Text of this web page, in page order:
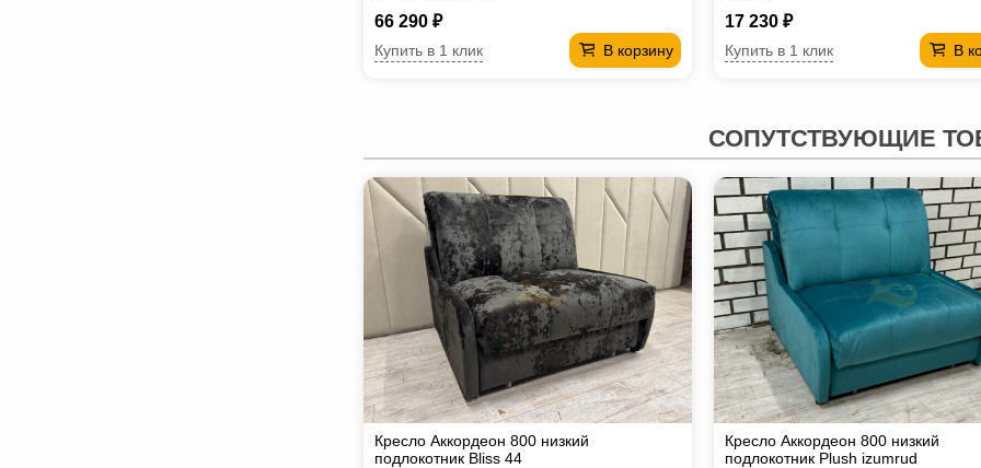
66 290 ₽
В корзину
Купить в 1 клик
17 230 ₽
В
Купить в 1 клик
СОПУТСТВУЮЩИЕ
Кресло Аккордеон 800 низкий
подлокотник Вliss 44
Кресло Аккордеон 800 низкий
подлокотник Plush izumrud